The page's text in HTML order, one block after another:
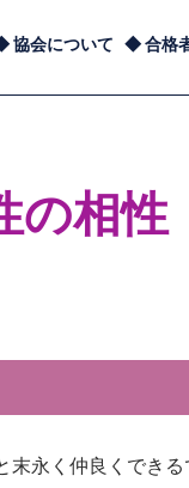
協会について 合格
の相性
永く仲良くできる